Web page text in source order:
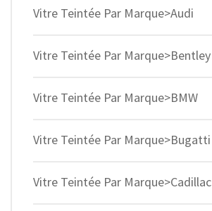
Vitre Teintée Par Marque>Audi
Vitre Teintée Par Marque>Bentley
Vitre Teintée Par Marque>BMW
Vitre Teintée Par Marque>Bugatti
Vitre Teintée Par Marque>Cadillac